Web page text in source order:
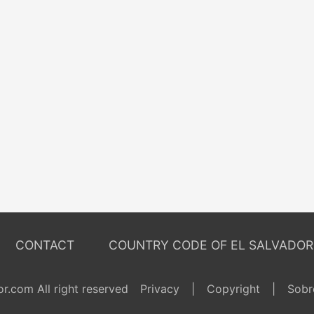
CONTACT COUNTRY CODE OF EL SALVADOR
All right reserved Privacy Copyright